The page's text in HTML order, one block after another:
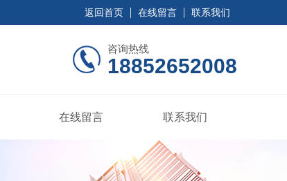
返回首页 在线留言 联系我们
咨询热线
18852652008
在线留言 联系我们